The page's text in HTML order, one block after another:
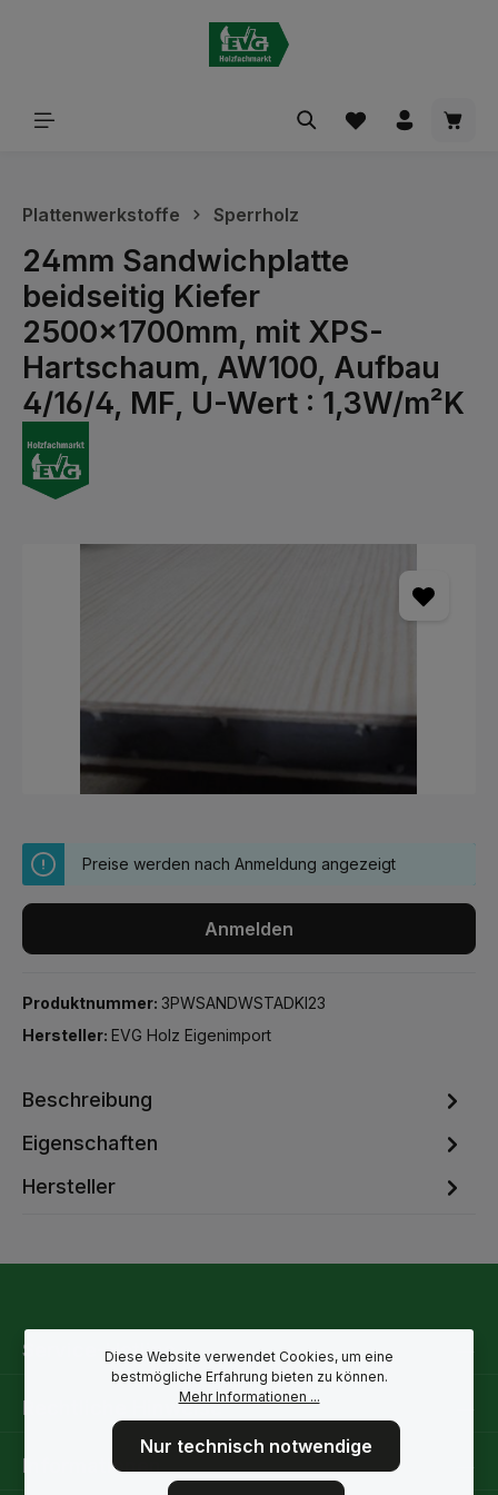
Plattenwerkstoffe Sperrholz
24mm Sandwichplatte
beidseitig Kiefer
2500x1700mm, mit XPS-
Hartschaum, AW100, Aufbau
4/16/4, MF, U-Wert : 1,3W/m²K
Preise werden nach Anmeldung angezeigt
Anmelden
Produktnummer: 3PWSANDWSTADKI23
Hersteller: EVG Holz Eigenimport
Beschreibung
Eigenschaften
Hersteller
Service-Hotline
Rechtliche Hinweise
Informationen
Diese Website verwendet Cookies, um eine
bestmögliche Erfahrung bieten zu können.
Mehr Informationen ...
Nur technisch notwendige